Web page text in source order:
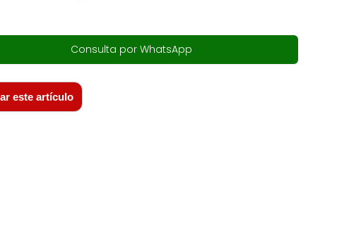
Consulta por WhatsApp
este artículo